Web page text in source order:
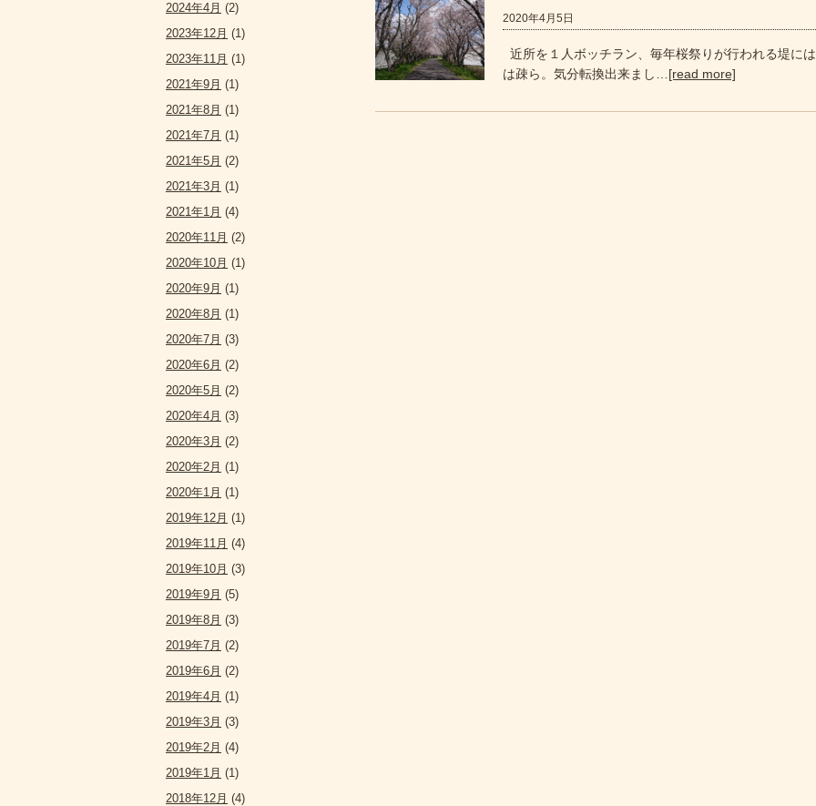
2020年4月5日
近所を１人ボッチラン、毎年桜祭りが行われる堤に
は疎ら。気分転換出来まし… [read more]
2024年4月 (2)
2023年12月 (1)
2023年11月 (1)
2021年9月 (1)
2021年8月 (1)
2021年7月 (1)
2021年5月 (2)
2021年3月 (1)
2021年1月 (4)
2020年11月 (2)
2020年10月 (1)
2020年9月 (1)
2020年8月 (1)
2020年7月 (3)
2020年6月 (2)
2020年5月 (2)
2020年4月 (3)
2020年3月 (2)
2020年2月 (1)
2020年1月 (1)
2019年12月 (1)
2019年11月 (4)
2019年10月 (3)
2019年9月 (5)
2019年8月 (3)
2019年7月 (2)
2019年6月 (2)
2019年4月 (1)
2019年3月 (3)
2019年2月 (4)
2019年1月 (1)
2018年12月 (4)